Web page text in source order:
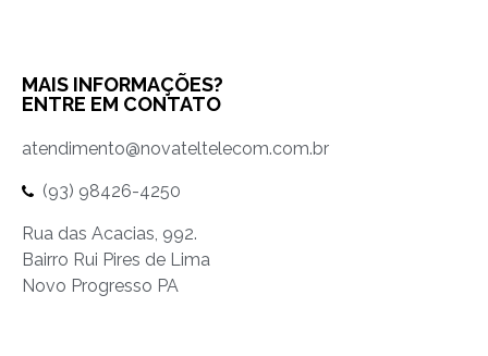
MAIS INFORMAÇÕES?
ENTRE EM CONTATO
atendimento@novateltelecom.com.br
(93) 98426-4250
Rua das Acacias, 992.
Bairro Rui Pires de Lima
Novo Progresso PA